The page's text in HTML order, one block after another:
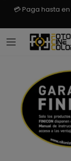
💳 Paga hasta en